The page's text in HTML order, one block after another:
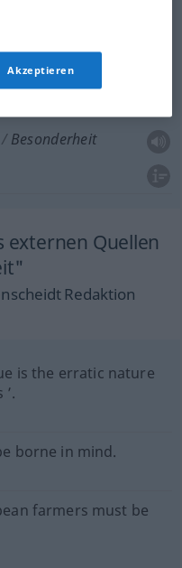
Besonderheit
externen Quellen
Redaktion
is the erratic nature
borne in mind.
farmers must be
Akzeptieren